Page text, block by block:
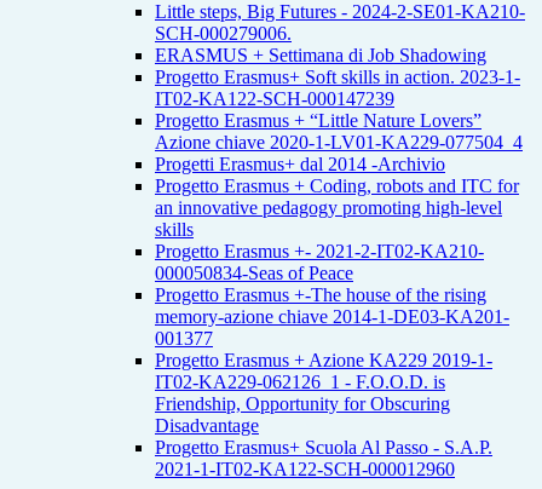
Little steps, Big Futures - 2024-2-SE01-KA210-
SCH-000279006.
ERASMUS + Settimana di Job Shadowing
Progetto Erasmus+ Soft skills in action. 2023-1-
IT02-KA122-SCH-000147239
Progetto Erasmus + “Little Nature Lovers”
Azione chiave 2020-1-LV01-KA229-077504_4
Progetti Erasmus+ dal 2014 -Archivio
Progetto Erasmus + Coding, robots and ITC for
an innovative pedagogy promoting high-level
skills
Progetto Erasmus +- 2021-2-IT02-KA210-
000050834-Seas of Peace
Progetto Erasmus +-The house of the rising
memory-azione chiave 2014-1-DE03-KA201-
001377
Progetto Erasmus + Azione KA229 2019-1-
IT02-KA229-062126_1 - F.O.O.D. is
Friendship, Opportunity for Obscuring
Disadvantage
Progetto Erasmus+ Scuola Al Passo - S.A.P.
2021-1-IT02-KA122-SCH-000012960